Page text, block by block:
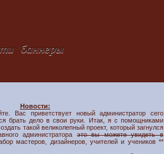
баннеры
Новости:
Вас приветствует новый администратор сего
брать дело в свои руки. Итак, я с помощниками
такой великолепный проект, который загнулся
администратораэто вы можете увидеть в
мастеров, дизайнеров, учителей и учеников **